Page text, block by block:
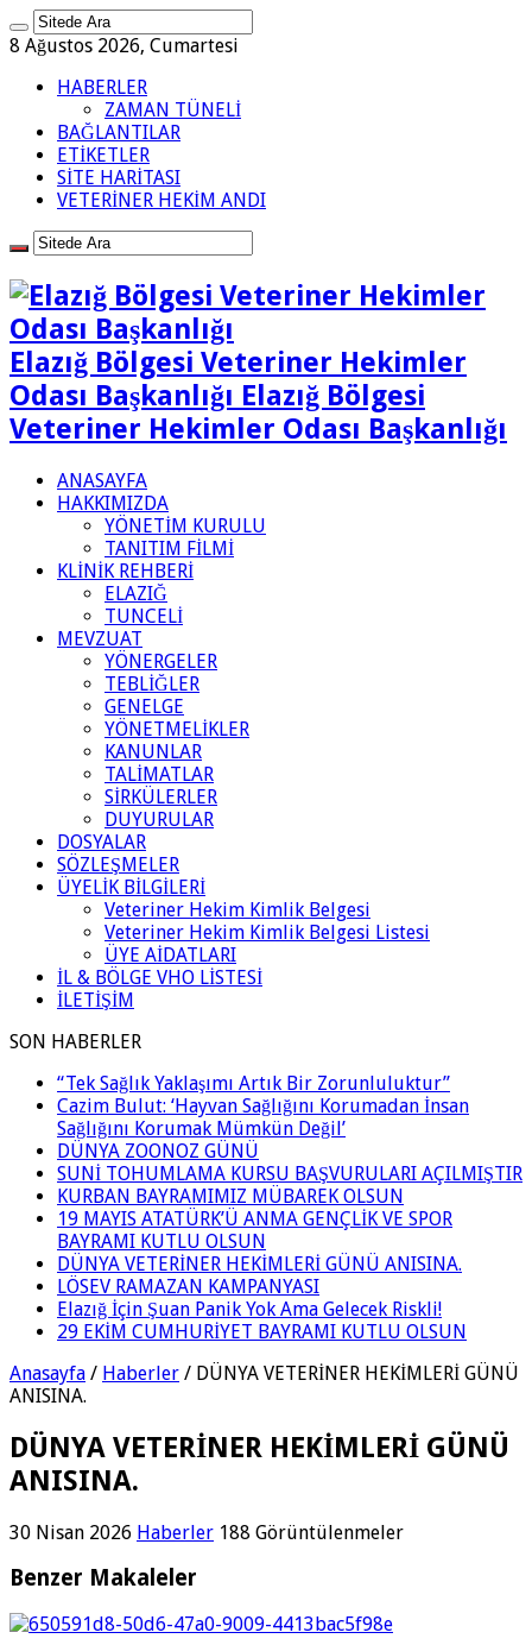
8 Ağustos 2026, Cumartesi
HABERLER
ZAMAN TÜNELİ
BAĞLANTILAR
ETİKETLER
SİTE HARİTASI
VETERİNER HEKİM ANDI
Elazığ Bölgesi Veteriner Hekimler
Odası Başkanlığı Elazığ Bölgesi
Veteriner Hekimler Odası Başkanlığı
ANASAYFA
HAKKIMIZDA
YÖNETİM KURULU
TANITIM FİLMİ
KLİNİK REHBERİ
ELAZIĞ
TUNCELİ
MEVZUAT
YÖNERGELER
TEBLİĞLER
GENELGE
YÖNETMELİKLER
KANUNLAR
TALİMATLAR
SİRKÜLERLER
DUYURULAR
DOSYALAR
SÖZLEŞMELER
ÜYELİK BİLGİLERİ
Veteriner Hekim Kimlik Belgesi
Veteriner Hekim Kimlik Belgesi Listesi
ÜYE AİDATLARI
İL & BÖLGE VHO LİSTESİ
İLETİŞİM
SON HABERLER
“Tek Sağlık Yaklaşımı Artık Bir Zorunluluktur”
Cazim Bulut: ‘Hayvan Sağlığını Korumadan İnsan
Sağlığını Korumak Mümkün Değil’
DÜNYA ZOONOZ GÜNÜ
SUNİ TOHUMLAMA KURSU BAŞVURULARI AÇILMIŞTIR
KURBAN BAYRAMIMIZ MÜBAREK OLSUN
19 MAYIS ATATÜRK’Ü ANMA GENÇLİK VE SPOR
BAYRAMI KUTLU OLSUN
DÜNYA VETERİNER HEKİMLERİ GÜNÜ ANISINA.
LÖSEV RAMAZAN KAMPANYASI
Elazığ İçin Şuan Panik Yok Ama Gelecek Riskli!
29 EKİM CUMHURİYET BAYRAMI KUTLU OLSUN
Anasayfa / Haberler / DÜNYA VETERİNER HEKİMLERİ GÜNÜ
ANISINA.
DÜNYA VETERİNER HEKİMLERİ GÜNÜ
ANISINA.
30 Nisan 2026 Haberler 188 Görüntülenmeler
Benzer Makaleler